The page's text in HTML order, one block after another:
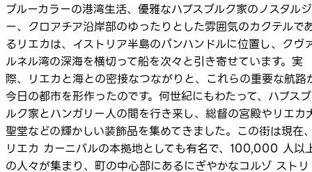
ブルーカラーの港湾生活、優雅なハプスブルク家のノスタルジ
ー、クロアチア沿岸部のゆったりとした雰囲気のカクテルで
るリエカは、イストリア半島のパンハンドルに位置し、クヴ
ルネル湾の深海を横切って船を次々と引き寄せています。実
際、リエカと海との密接なつながりと、これらの重要な航路
今日の都市を形作ったのです。何世紀にもわたって、ハプスブ
ルク家とハンガリー人の間を行き来し、総督の宮殿やリエカ
聖堂などの輝かしい装飾品を集めてきました。この街は現在
リエカ カーニバルの本拠地としても有名で、100,000 人以
の人々が集まり、町の中心部にあるにぎやかなコルゾ ストリ